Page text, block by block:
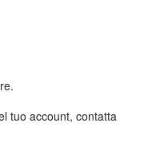
tuo account, contatta